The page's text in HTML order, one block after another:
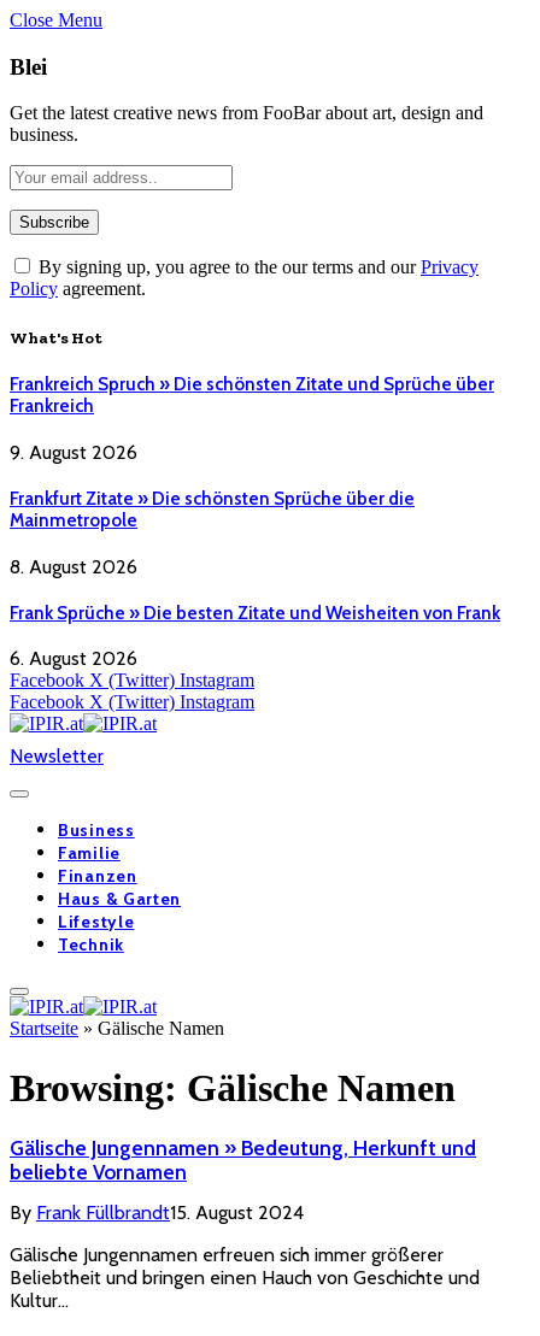
Close Menu
Blei
Get the latest creative news from FooBar about art, design and
business.
By signing up, you agree to the our terms and ourPrivacy
Policy agreement.
What's Hot
Frankreich Spruch » Die schönsten Zitate und Sprüche über
Frankreich
9. August 2026
Frankfurt Zitate » Die schönsten Sprüche über die
Mainmetropole
8. August 2026
Frank Sprüche » Die besten Zitate und Weisheiten von Frank
6. August 2026
Facebook X (Twitter) Instagram
Facebook X (Twitter) Instagram
Newsletter
Business
Familie
Finanzen
Haus & Garten
Lifestyle
Technik
Startseite » Gälische Namen
Browsing: Gälische Namen
Gälische Jungennamen » Bedeutung, Herkunft und
beliebte Vornamen
By Frank Füllbrandt15. August 2024
Gälische Jungennamen erfreuen sich immer größerer
Beliebtheit und bringen einen Hauch von Geschichte und
Kultur…